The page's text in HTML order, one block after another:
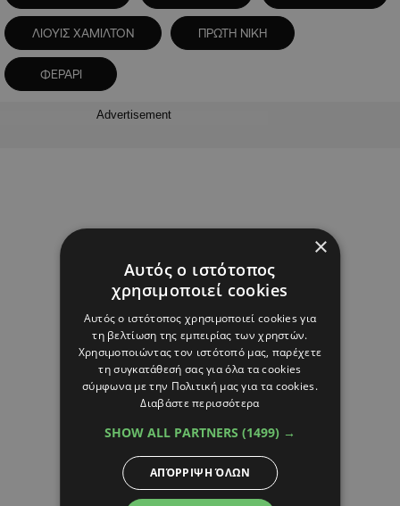
ΛΙΟΥΙΣ ΧΑΜΙΛΤΟΝ ΠΡΩΤΗ ΝΙΚΗ
ΦΕΡΑΡΙ
Advertisement
×
Αυτός ο ιστότοπος
χρησιμοποιεί cookies
Αυτός ο ιστότοπος χρησιμοποιεί cookies για
τη βελτίωση της εμπειρίας των χρηστών.
Χρησιμοποιώντας τον ιστότοπό μας, παρέχετε
τη συγκατάθεσή σας για όλα τα cookies
σύμφωνα με την Πολιτική μας για τα cookies.
Διαβάστε περισσότερα
SHOW ALL PARTNERS (1499) →
ΑΠΌΡΡΙΨΗ ΌΛΩΝ